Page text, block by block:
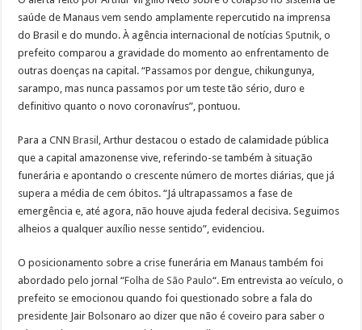
saúde de Manaus vem sendo amplamente repercutido na imprensa
do Brasil e do mundo. À agência internacional de notíciasSputnik, o
prefeito comparou a gravidade do momento ao enfrentamento de
outras doenças na capital. “Passamos por dengue, chikungunya,
sarampo, mas nunca passamos por um teste tão sério, duro e
definitivo quanto o novo coronavírus”, pontuou.
Para aCNN Brasil , Arthur destacou o estado de calamidade pública
que a capital amazonense vive, referindo-se também à situação
funerária e apontando o crescente número de mortes diárias, que já
supera a média de cem óbitos. “Já ultrapassamos a fase de
emergência e, até agora, não houve ajuda federal decisiva. Seguimos
alheios a qualquer auxílio nesse sentido”, evidenciou.
O posicionamento sobre a crise funerária em Manaus também foi
abordado pelo jornal “Folha de São Paulo“. Em entrevista ao veículo, o
prefeito se emocionou quando foi questionado sobre a fala do
presidente Jair Bolsonaro ao dizer que não é coveiro para saber o